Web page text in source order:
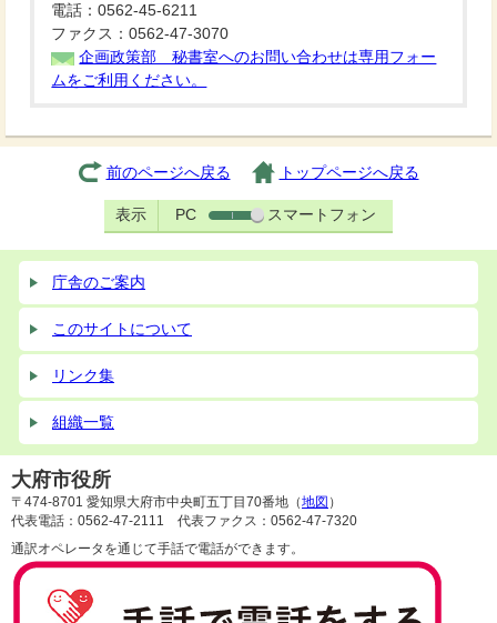
電話：0562-45-6211
ファクス：0562-47-3070
企画政策部 秘書室へのお問い合わせは専用フォー
ムをご利用ください。
前のページへ戻る トップページへ戻る
表示 PC スマートフォン
庁舎のご案内
このサイトについて
リンク集
組織一覧
大府市役所
〒474-8701 愛知県大府市中央町五丁目70番地（地図 ）
代表電話：0562-47-2111 代表ファクス：0562-47-7320
通訳オペレータを通じて手話で電話ができます。